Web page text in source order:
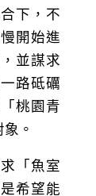
下，不
開始進
並謀求
路砥礪
桃園青
。
「魚室
希望能